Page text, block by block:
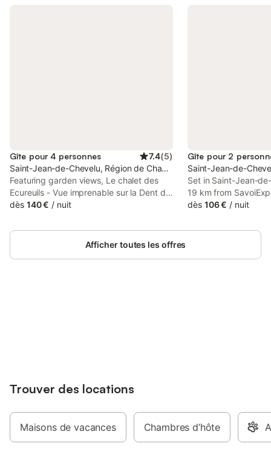
Gîte pour 4 personnes 7.4(5)
Saint-Jean-de-Chevelu, Région de Chambéry
Featuring garden views, Le chalet des
Ecureuils - Vue imprenable sur la Dent du
Chat offers accommodation with a
This property offers access to a terrace,
free private parking and free WiFi.
dès 140 € / nuit
Gîte pour 2
Saint-Jean-de-
Set in Saint-Jean-
19 km from
au pied de la dent
free WiFi and free
dès 106 € / nuit
Afficher toutes les offres
Trouver des locations
Maisons de vacances Chambres d’hôte